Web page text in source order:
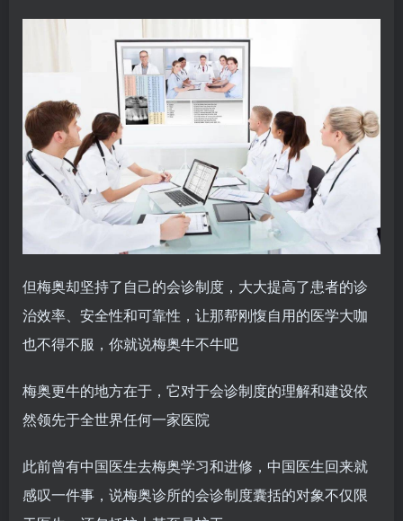
但梅奥却坚持了自己的会诊制度，大大提高了患者的诊
治效率、安全性和可靠性，让那帮刚愎自用的医学大咖
也不得不服，你就说梅奥牛不牛吧
梅奥更牛的地方在于，它对于会诊制度的理解和建设依
然领先于全世界任何一家医院
此前曾有中国医生去梅奥学习和进修，中国医生回来就
感叹一件事，说梅奥诊所的会诊制度囊括的对象不仅限